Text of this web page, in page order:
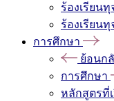
ร้องเรียน
ร้องเรียน
การศึกษา
ย้อนก
การศึกษา
หลักสูตรที่